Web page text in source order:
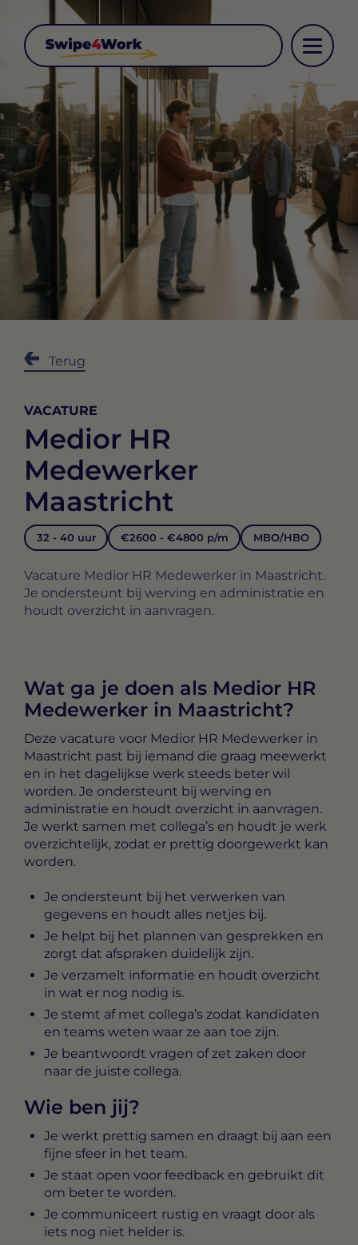
Terug
VACATURE
Medior HR
Medewerker
Maastricht
32 - 40 uur €2600 - €4800 p/m MBO/HBO
Vacature Medior HR Medewerker in Maastricht.
Je ondersteunt bij werving en administratie en
houdt overzicht in aanvragen.
Wat ga je doen als Medior HR
Medewerker in Maastricht?
Deze vacature voor Medior HR Medewerker in
Maastricht past bij iemand die graag meewerkt
en in het dagelijkse werk steeds beter wil
worden. Je ondersteunt bij werving en
administratie en houdt overzicht in aanvragen.
Je werkt samen met collega’s en houdt je werk
overzichtelijk, zodat er prettig doorgewerkt kan
worden.
Je ondersteunt bij het verwerken van
gegevens en houdt alles netjes bij.
Je helpt bij het plannen van gesprekken en
zorgt dat afspraken duidelijk zijn.
Je verzamelt informatie en houdt overzicht
in wat er nog nodig is.
Je stemt af met collega’s zodat kandidaten
en teams weten waar ze aan toe zijn.
Je beantwoordt vragen of zet zaken door
naar de juiste collega.
Wie ben jij?
Je werkt prettig samen en draagt bij aan een
fijne sfeer in het team.
Je staat open voor feedback en gebruikt dit
om beter te worden.
Je communiceert rustig en vraagt door als
iets nog niet helder is.